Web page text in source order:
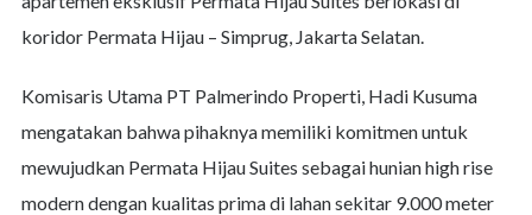
koridor Permata Hijau – Simprug, Jakarta Selatan.
Komisaris Utama PT Palmerindo Properti, Hadi Kusuma
mengatakan bahwa pihaknya memiliki komitmen untuk
mewujudkan Permata Hijau Suites sebagai hunian high rise
modern dengan kualitas prima di lahan sekitar 9.000 meter